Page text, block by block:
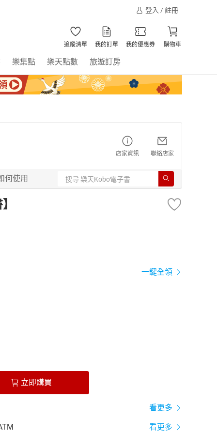
登入 / 註冊
追蹤清單 我的訂單 我的優惠券 購物車
樂集點 樂天點數 旅遊訂房
店家資訊 聯絡店家
何使用
一鍵全領
立即購買
看更多
看更多